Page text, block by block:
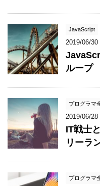
JavaScript
2019/06/30
ループ
プログラマ
2019/06/28
IT戦士
リーラ
プログラマ